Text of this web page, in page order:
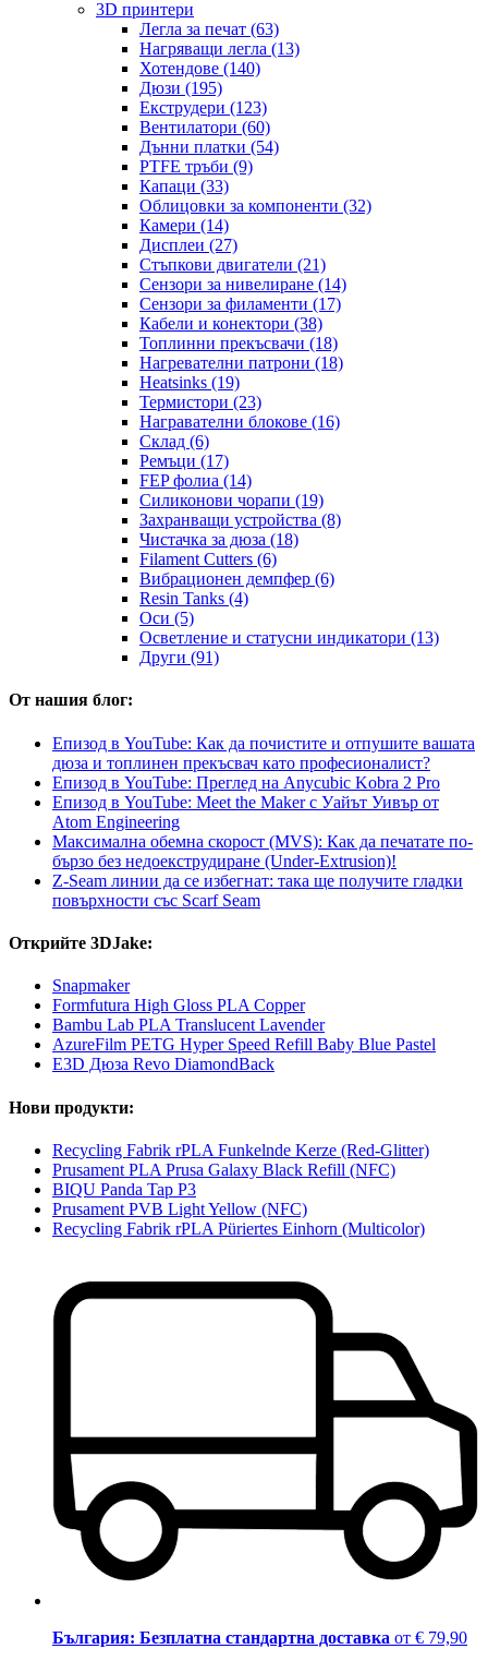
3D принтери
Легла за печат (63)
Нагряващи легла (13)
Хотендове (140)
Дюзи (195)
Екструдери (123)
Вентилатори (60)
Дънни платки (54)
PTFE тръби (9)
Капаци (33)
Облицовки за компоненти (32)
Камери (14)
Дисплеи (27)
Стъпкови двигатели (21)
Сензори за нивелиране (14)
Сензори за филаменти (17)
Кабели и конектори (38)
Топлинни прекъсвачи (18)
Нагревателни патрони (18)
Heatsinks (19)
Термистори (23)
Награвателни блокове (16)
Склад (6)
Ремъци (17)
FEP фолиа (14)
Силиконови чорапи (19)
Захранващи устройства (8)
Чистачка за дюза (18)
Filament Cutters (6)
Вибрационен демпфер (6)
Resin Tanks (4)
Оси (5)
Осветление и статусни индикатори (13)
Други (91)
От нашия блог:
Епизод в YouTube: Как да почистите и отпушите вашата
дюза и топлинен прекъсвач като професионалист?
Епизод в YouTube: Преглед на Anycubic Kobra 2 Pro
Епизод в YouTube: Meet the Maker с Уайът Уивър от
Atom Engineering
Максимална обемна скорост (MVS): Как да печатате по-
бързо без недоекструдиране (Under-Extrusion)!
Z-Seam линии да се избегнат: така ще получите гладки
повърхности със Scarf Seam
Открийте 3DJake:
Snapmaker
Formfutura High Gloss PLA Copper
Bambu Lab PLA Translucent Lavender
AzureFilm PETG Hyper Speed Refill Baby Blue Pastel
E3D Дюза Revo DiamondBack
Нови продукти:
Recycling Fabrik rPLA Funkelnde Kerze (Red-Glitter)
Prusament PLA Prusa Galaxy Black Refill (NFC)
BIQU Panda Tap P3
Prusament PVB Light Yellow (NFC)
Recycling Fabrik rPLA Püriertes Einhorn (Multicolor)
България: Безплатна стандартна доставка от € 79,90